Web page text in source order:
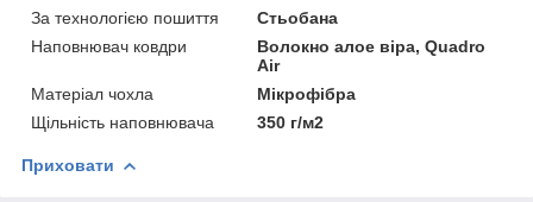
За технологією пошиття
Стьобана
Наповнювач ковдри
Волокно алое віра, Quadro
Air
Матеріал чохла
Мікрофібра
Щільність наповнювача
350 г/м2
Приховати